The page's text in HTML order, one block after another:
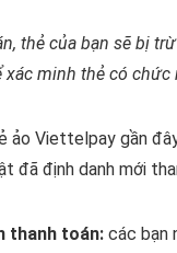
thẻ của bạn sẽ bị
xác minh thẻ có chức
ảo Viettelpay gần
đã định danh mới
thanh toán: các bạn